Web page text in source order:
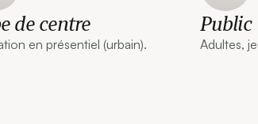
de centre
en présentiel (urbain).
Public
Adultes,